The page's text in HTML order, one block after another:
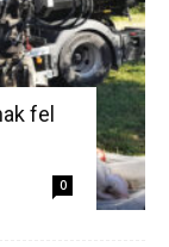
fel
0